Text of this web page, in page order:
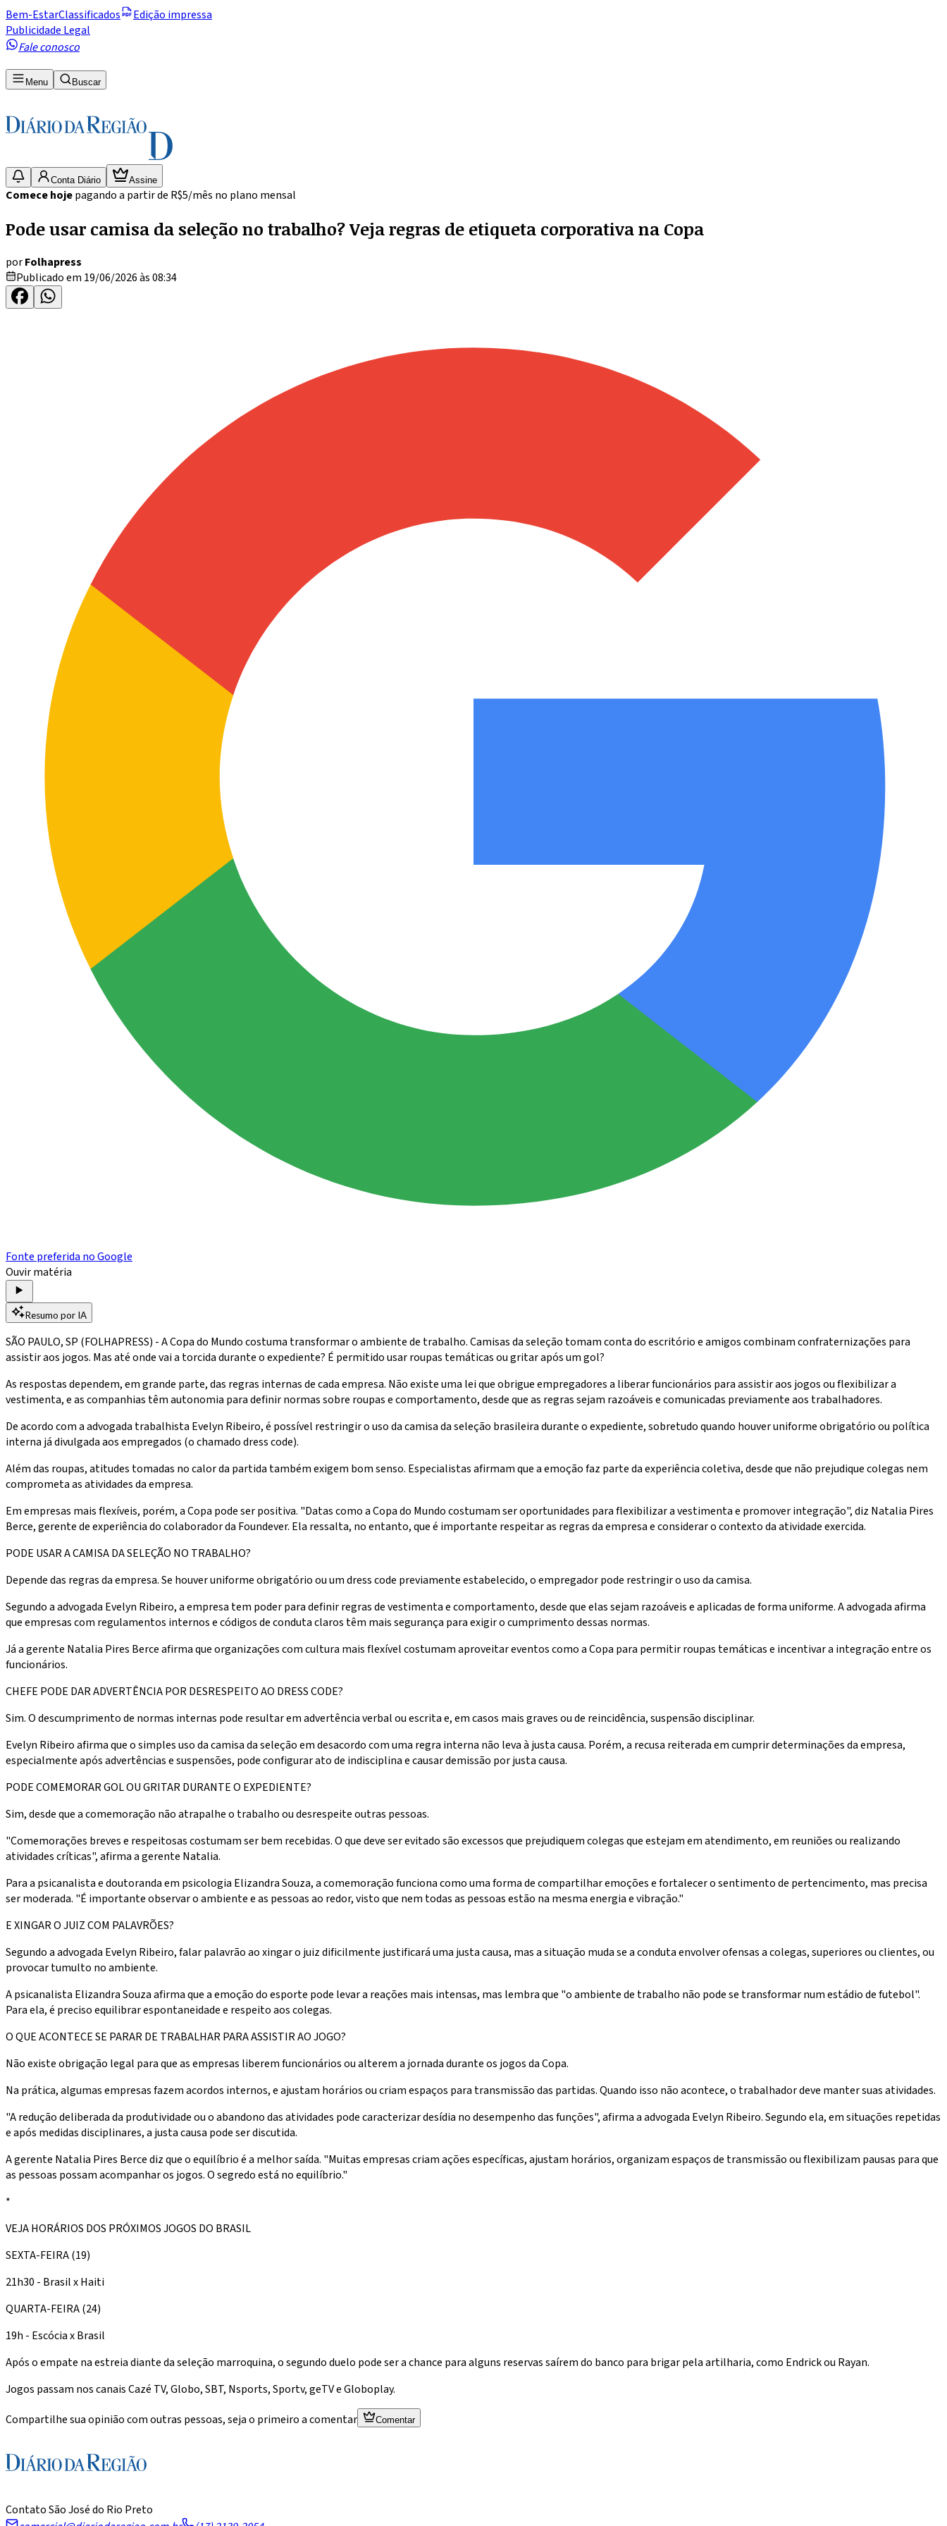
Bem-EstarClassificados
Edição impressa
Publicidade Legal
Fale conosco
Menu Buscar
Conta Diário Assine
Comece hojepagando a partir de R$5/mês no plano mensal
Pode usar camisa da seleção no trabalho? Veja regras de etiqueta corporativa na Copa
porFolhapress
Publicado em 19/06/2026 às 08:34
Fonte preferida no Google
Ouvir matéria
Resumo por IA
SÃO PAULO, SP (FOLHAPRESS) - A Copa do Mundo costuma transformar o ambiente de trabalho. Camisas da seleção tomam conta do escritório e amigos combinam confraternizações para
assistir aos jogos. Mas até onde vai a torcida durante o expediente? É permitido usar roupas temáticas ou gritar após um gol?
As respostas dependem, em grande parte, das regras internas de cada empresa. Não existe uma lei que obrigue empregadores a liberar funcionários para assistir aos jogos ou flexibilizar a
vestimenta, e as companhias têm autonomia para definir normas sobre roupas e comportamento, desde que as regras sejam razoáveis e comunicadas previamente aos trabalhadores.
De acordo com a advogada trabalhista Evelyn Ribeiro, é possível restringir o uso da camisa da seleção brasileira durante o expediente, sobretudo quando houver uniforme obrigatório ou política
interna já divulgada aos empregados (o chamado dress code).
Além das roupas, atitudes tomadas no calor da partida também exigem bom senso. Especialistas afirmam que a emoção faz parte da experiência coletiva, desde que não prejudique colegas nem
comprometa as atividades da empresa.
Em empresas mais flexíveis, porém, a Copa pode ser positiva. "Datas como a Copa do Mundo costumam ser oportunidades para flexibilizar a vestimenta e promover integração", diz Natalia Pires
Berce, gerente de experiência do colaborador da Foundever. Ela ressalta, no entanto, que é importante respeitar as regras da empresa e considerar o contexto da atividade exercida.
PODE USAR A CAMISA DA SELEÇÃO NO TRABALHO?
Depende das regras da empresa. Se houver uniforme obrigatório ou um dress code previamente estabelecido, o empregador pode restringir o uso da camisa.
Segundo a advogada Evelyn Ribeiro, a empresa tem poder para definir regras de vestimenta e comportamento, desde que elas sejam razoáveis e aplicadas de forma uniforme. A advogada afirma
que empresas com regulamentos internos e códigos de conduta claros têm mais segurança para exigir o cumprimento dessas normas.
Já a gerente Natalia Pires Berce afirma que organizações com cultura mais flexível costumam aproveitar eventos como a Copa para permitir roupas temáticas e incentivar a integração entre os
funcionários.
CHEFE PODE DAR ADVERTÊNCIA POR DESRESPEITO AO DRESS CODE?
Sim. O descumprimento de normas internas pode resultar em advertência verbal ou escrita e, em casos mais graves ou de reincidência, suspensão disciplinar.
Evelyn Ribeiro afirma que o simples uso da camisa da seleção em desacordo com uma regra interna não leva à justa causa. Porém, a recusa reiterada em cumprir determinações da empresa,
especialmente após advertências e suspensões, pode configurar ato de indisciplina e causar demissão por justa causa.
PODE COMEMORAR GOL OU GRITAR DURANTE O EXPEDIENTE?
Sim, desde que a comemoração não atrapalhe o trabalho ou desrespeite outras pessoas.
"Comemorações breves e respeitosas costumam ser bem recebidas. O que deve ser evitado são excessos que prejudiquem colegas que estejam em atendimento, em reuniões ou realizando
atividades críticas", afirma a gerente Natalia.
Para a psicanalista e doutoranda em psicologia Elizandra Souza, a comemoração funciona como uma forma de compartilhar emoções e fortalecer o sentimento de pertencimento, mas precisa
ser moderada. "É importante observar o ambiente e as pessoas ao redor, visto que nem todas as pessoas estão na mesma energia e vibração."
E XINGAR O JUIZ COM PALAVRÕES?
Segundo a advogada Evelyn Ribeiro, falar palavrão ao xingar o juiz dificilmente justificará uma justa causa, mas a situação muda se a conduta envolver ofensas a colegas, superiores ou clientes, ou
provocar tumulto no ambiente.
A psicanalista Elizandra Souza afirma que a emoção do esporte pode levar a reações mais intensas, mas lembra que "o ambiente de trabalho não pode se transformar num estádio de futebol".
Para ela, é preciso equilibrar espontaneidade e respeito aos colegas.
O QUE ACONTECE SE PARAR DE TRABALHAR PARA ASSISTIR AO JOGO?
Não existe obrigação legal para que as empresas liberem funcionários ou alterem a jornada durante os jogos da Copa.
Na prática, algumas empresas fazem acordos internos, e ajustam horários ou criam espaços para transmissão das partidas. Quando isso não acontece, o trabalhador deve manter suas atividades.
"A redução deliberada da produtividade ou o abandono das atividades pode caracterizar desídia no desempenho das funções", afirma a advogada Evelyn Ribeiro. Segundo ela, em situações repetidas
e após medidas disciplinares, a justa causa pode ser discutida.
A gerente Natalia Pires Berce diz que o equilíbrio é a melhor saída. "Muitas empresas criam ações específicas, ajustam horários, organizam espaços de transmissão ou flexibilizam pausas para que
as pessoas possam acompanhar os jogos. O segredo está no equilíbrio."
*
VEJA HORÁRIOS DOS PRÓXIMOS JOGOS DO BRASIL
SEXTA-FEIRA (19)
21h30 - Brasil x Haiti
QUARTA-FEIRA (24)
19h - Escócia x Brasil
Após o empate na estreia diante da seleção marroquina, o segundo duelo pode ser a chance para alguns reservas saírem do banco para brigar pela artilharia, como Endrick ou Rayan.
Jogos passam nos canais Cazé TV, Globo, SBT, Nsports, Sportv, geTV e Globoplay.
Compartilhe sua opinião com outras pessoas, seja o primeiro a comentar
Comentar
Contato São José do Rio Preto